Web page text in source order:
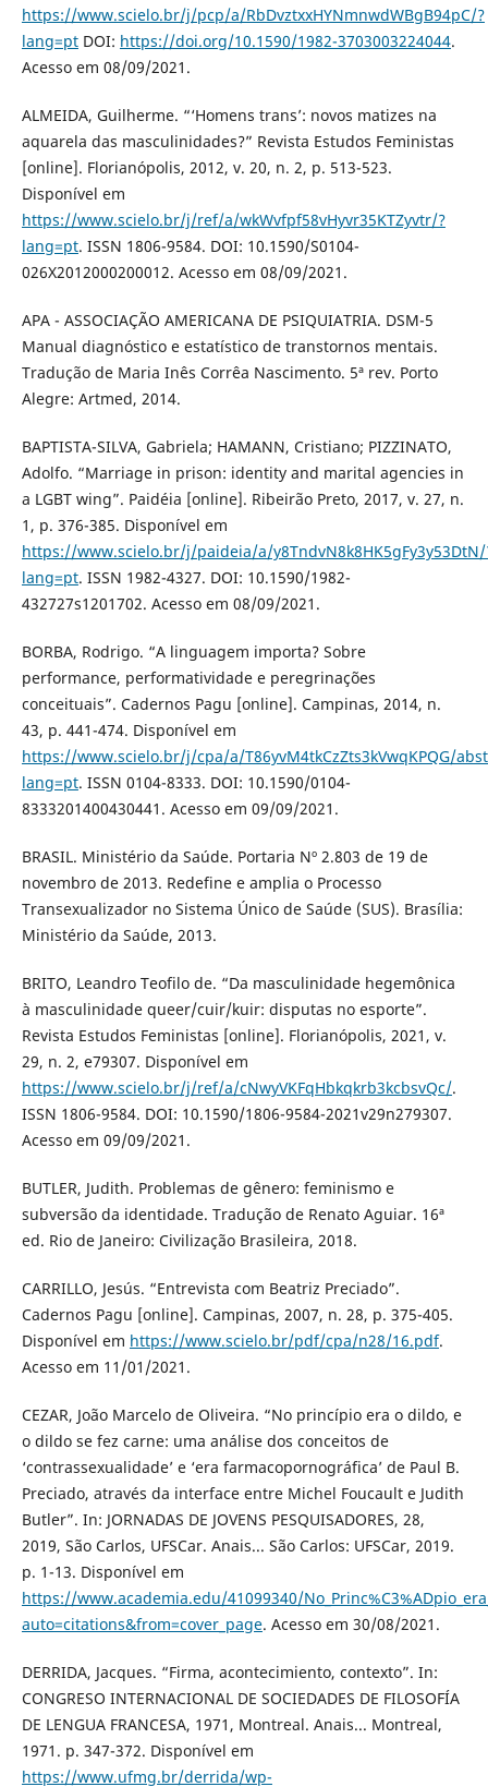
https://www.scielo.br/j/pcp/a/RbDvztxxHYNmnwdWBgB94pC/?
lang=ptDOI: https://doi.org/10.1590/1982-3703003224044.
Acesso em 08/09/2021.
ALMEIDA, Guilherme. “‘Homens trans’: novos matizes na
aquarela das masculinidades?” Revista Estudos Feministas
[online]. Florianópolis, 2012, v. 20, n. 2, p. 513-523.
Disponível em
https://www.scielo.br/j/ref/a/wkWvfpf58vHyvr35KTZyvtr/?
lang=pt. ISSN 1806-9584. DOI: 10.1590/S0104-
026X2012000200012. Acesso em 08/09/2021.
APA - ASSOCIAÇÃO AMERICANA DE PSIQUIATRIA. DSM-5
Manual diagnóstico e estatístico de transtornos mentais.
Tradução de Maria Inês Corrêa Nascimento. 5ª rev. Porto
Alegre: Artmed, 2014.
BAPTISTA-SILVA, Gabriela; HAMANN, Cristiano; PIZZINATO,
Adolfo. “Marriage in prison: identity and marital agencies in
a LGBT wing”. Paidéia [online]. Ribeirão Preto, 2017, v. 27, n.
1, p. 376-385. Disponível em
https://www.scielo.br/j/paideia/a/y8TndvN8k8HK5gFy3y53DtN/
lang=pt. ISSN 1982-4327. DOI: 10.1590/1982-
432727s1201702. Acesso em 08/09/2021.
BORBA, Rodrigo. “A linguagem importa? Sobre
performance, performatividade e peregrinações
conceituais”. Cadernos Pagu [online]. Campinas, 2014, n.
43, p. 441-474. Disponível em
https://www.scielo.br/j/cpa/a/T86yvM4tkCzZts3kVwqKPQG/
lang=pt. ISSN 0104-8333. DOI: 10.1590/0104-
8333201400430441. Acesso em 09/09/2021.
BRASIL. Ministério da Saúde. Portaria Nº 2.803 de 19 de
novembro de 2013. Redefine e amplia o Processo
Transexualizador no Sistema Único de Saúde (SUS). Brasília:
Ministério da Saúde, 2013.
BRITO, Leandro Teofilo de. “Da masculinidade hegemônica
à masculinidade queer/cuir/kuir: disputas no esporte”.
Revista Estudos Feministas [online]. Florianópolis, 2021, v.
29, n. 2, e79307. Disponível em
https://www.scielo.br/j/ref/a/cNwyVKFqHbkqkrb3kcbsvQc/.
ISSN 1806-9584. DOI: 10.1590/1806-9584-2021v29n279307.
Acesso em 09/09/2021.
BUTLER, Judith. Problemas de gênero: feminismo e
subversão da identidade. Tradução de Renato Aguiar. 16ª
ed. Rio de Janeiro: Civilização Brasileira, 2018.
CARRILLO, Jesús. “Entrevista com Beatriz Preciado”.
Cadernos Pagu [online]. Campinas, 2007, n. 28, p. 375-405.
Disponível em https://www.scielo.br/pdf/cpa/n28/16.pdf.
Acesso em 11/01/2021.
CEZAR, João Marcelo de Oliveira. “No princípio era o dildo, e
o dildo se fez carne: uma análise dos conceitos de
‘contrassexualidade’ e ‘era farmacopornográfica’ de Paul B.
Preciado, através da interface entre Michel Foucault e Judith
Butler”. In: JORNADAS DE JOVENS PESQUISADORES, 28,
2019, São Carlos, UFSCar. Anais... São Carlos: UFSCar, 2019.
p. 1-13. Disponível em
https://www.academia.edu/41099340/
auto=citations&from=cover_page. Acesso em 30/08/2021.
DERRIDA, Jacques. “Firma, acontecimiento, contexto”. In:
CONGRESO INTERNACIONAL DE SOCIEDADES DE FILOSOFÍA
DE LENGUA FRANCESA, 1971, Montreal. Anais... Montreal,
1971. p. 347-372. Disponível em
https://www.ufmg.br/derrida/wp-